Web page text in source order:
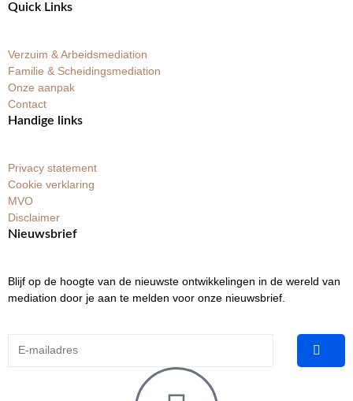
Quick Links
Verzuim & Arbeidsmediation
Familie & Scheidingsmediation
Onze aanpak
Contact
Handige links
Privacy statement
Cookie verklaring
MVO
Disclaimer
Nieuwsbrief
Blijf op de hoogte van de nieuwste ontwikkelingen in de wereld van
mediation door je aan te melden voor onze nieuwsbrief.